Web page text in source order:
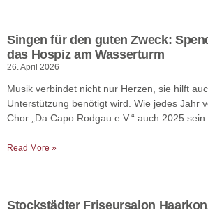
Singen für den guten Zweck:
das Hospiz am Wasserturm
26. April 2026
Musik verbindet nicht nur Herzen, sie hilft
Unterstützung benötigt wird. Wie jedes Jahr
Chor „Da Capo Rodgau e.V.“ auch 2025
Read More »
Stockstädter Friseursalon